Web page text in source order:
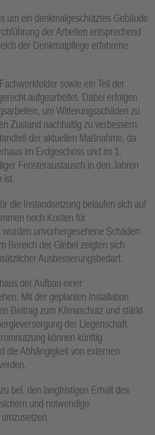
um ein denkmalgeschütztes Gebäude
der Arbeiten entsprechend
der Denkmalpflege erfahrene
sowie ein Teil der
aufgearbeitet. Dabei erfolgen
um Witterungsschäden zu
Zustand nachhaltig zu verbessern.
der aktuellen Maßnahme, da
im Erdgeschoss und im 1.
Fensteraustausch in den Jahren
ist.
die Instandsetzung belaufen sich auf
noch Kosten für
unvorhergesehene Schäden
Bereich der Giebel zeigten sich
Ausbesserungsbedarf.
der Aufbau einer
Mit der geplanten Installation
Beitrag zum Klimaschutz und stärkt
der Liegenschaft.
können künftig
die Abhängigkeit von externen
bei, den langfristigen Erhalt des
und notwendige